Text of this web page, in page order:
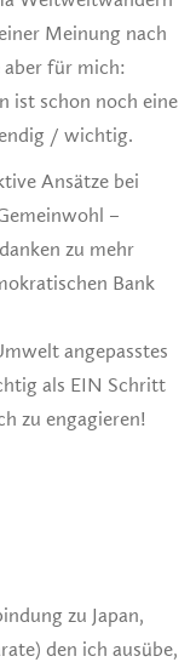
Meinung nach
aber für mich:
ist schon noch eine
/ wichtig.
Ansätze bei
–
zu mehr
Bank
angepasstes
als EIN Schritt
zu engagieren!
zu Japan,
den ich ausübe,